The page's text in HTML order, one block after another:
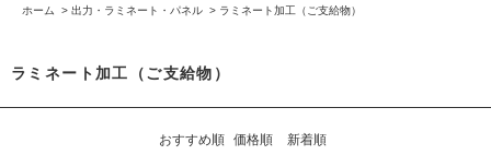
ホーム > 出力・ラミネート・パネル > ラミネート加工（ご支給物）
ラミネート加工（ご支給物）
おすすめ順 価格順 新着順